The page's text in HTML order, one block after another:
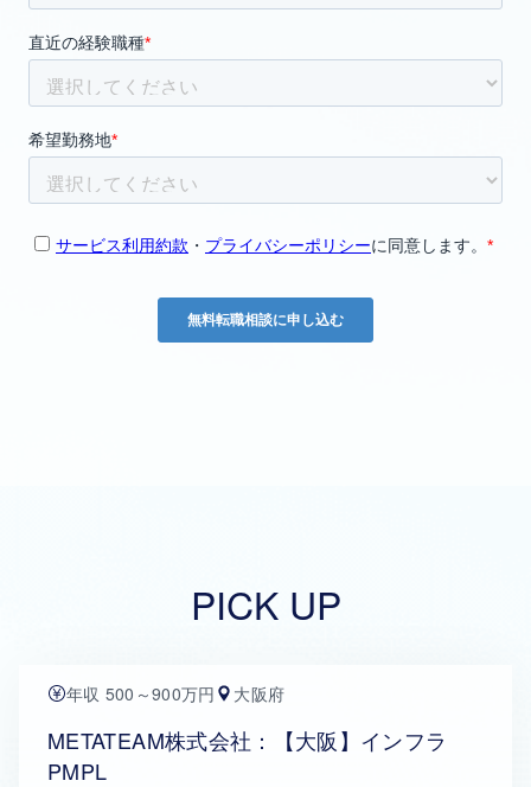
PICK UP
年収 500～900万円 大阪府
METATEAM株式会社：【大阪】インフラ
PMPL